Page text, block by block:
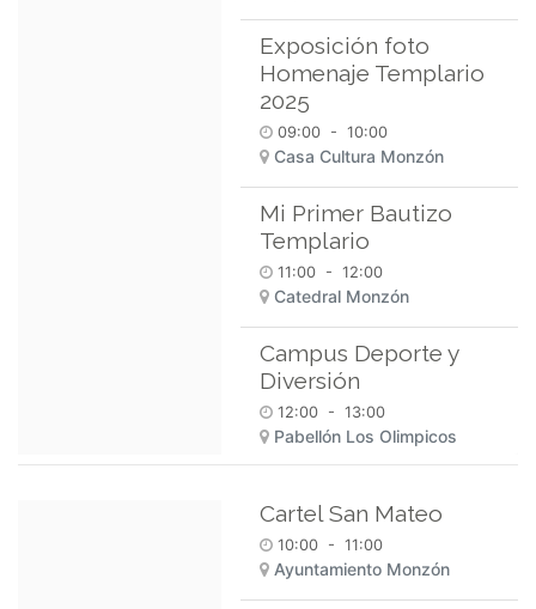
Exposición foto
Homenaje Templario
2025
09:00 - 10:00
Casa Cultura Monzón
Mi Primer Bautizo
Templario
11:00 - 12:00
Catedral Monzón
Campus Deporte y
Diversión
12:00 - 13:00
Pabellón Los Olimpicos
Cartel San Mateo
10:00 - 11:00
Ayuntamiento Monzón